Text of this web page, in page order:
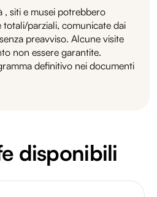
, siti e musei potrebbero
parziali, comunicate dai
preavviso. Alcune visite
non essere garantite.
definitivo nei documenti
disponibili